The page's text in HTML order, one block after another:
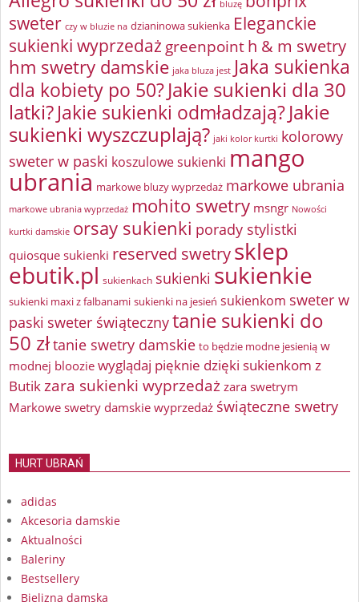
bluzę
sweter czy w bluzie na dzianinowa sukienka Eleganckie
sukienki wyprzedaż greenpointh & m swetry
hm swetry damskie jaka bluza jest Jaka sukienka
dla kobiety po 50?Jakie sukienki dla 30
latki?Jakie sukienki odmładzają?Jakie
sukienki wyszczuplają? jaki kolor kurtki kolorowy
sweter w paski koszulowe sukienki mango
ubrania markowe bluzy wyprzedaż markowe ubrania
markowe ubrania wyprzedaż mohito swetry msngr Nowości
kurtki damskie orsay sukienki porady stylistki
quiosque sukienki reserved swetrysklep
ebutik.pl sukienkach sukienki sukienkie
sukienki maxi z falbanami sukienki na jesień sukienkom sweter w
paski sweter świątecznytanie sukienki do
50 złtanie swetry damskie to będzie modne jesienią w
modnej bloozie wyglądaj pięknie dzięki sukienkom z
Butikzara sukienki wyprzedażzara swetrym
Markowe swetry damskie wyprzedaż świąteczne swetry
HURT UBRAŃ
adidas
Akcesoria damskie
Aktualności
Baleriny
Bestsellery
Bielizna damska